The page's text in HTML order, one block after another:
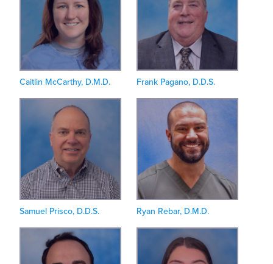
Caitlin McCarthy, D.M.D. Frank Pagano, D.D.S.
Samuel Prisco, D.D.S. Ryan Rebar, D.M.D.